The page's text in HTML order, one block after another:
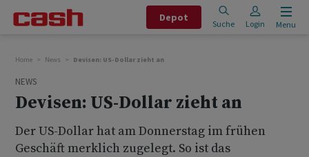
Depot
Suche Login Menu
Home News Devisen: US-Dollar zieht an
NEWS
Devisen: US-Dollar zieht an
Der US-Dollar hat am Donnerstag im frühen
Geschäft merklich zugelegt. So ist das